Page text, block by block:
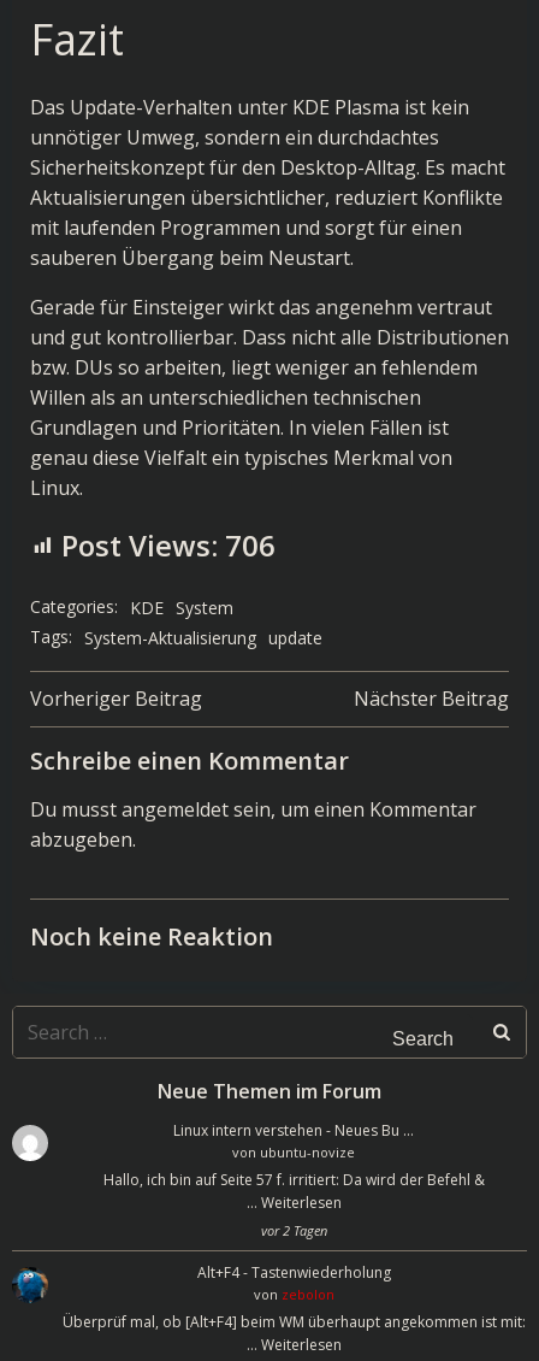
Fazit
Das Update-Verhalten unter KDE Plasma ist kein
unnötiger Umweg, sondern ein durchdachtes
Sicherheitskonzept für den Desktop-Alltag. Es macht
Aktualisierungen übersichtlicher, reduziert Konflikte
mit laufenden Programmen und sorgt für einen
sauberen Übergang beim Neustart.
Gerade für Einsteiger wirkt das angenehm vertraut
und gut kontrollierbar. Dass nicht alle Distributionen
bzw. DUs so arbeiten, liegt weniger an fehlendem
Willen als an unterschiedlichen technischen
Grundlagen und Prioritäten. In vielen Fällen ist
genau diese Vielfalt ein typisches Merkmal von
Linux.
Post Views: 706
Categories: KDE System
Tags: System-Aktualisierung update
Post
navigation
Vorheriger Beitrag
Post
navigation
Nächster Beitrag
Schreibe einen Kommentar
Du musstangemeldetsein, um einen Kommentar
abzugeben.
Noch keine Reaktion
Search
for:
Neue Themen im Forum
Linux intern verstehen - Neues Bu …
von ubuntu-novize
Hallo, ich bin auf Seite 57 f. irritiert: Da wird der Befehl &
… Weiterlesen
vor 2 Tagen
Alt+F4 - Tastenwiederholung
von zebolon
Überprüf mal, ob [Alt+F4] beim WM überhaupt angekommen ist mit:
… Weiterlesen